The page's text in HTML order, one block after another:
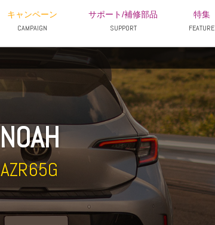
キャンペーン
CAMPAIGN
サポート/補修部品
SUPPORT
特集
FEATURE
NOAH
AZR65G